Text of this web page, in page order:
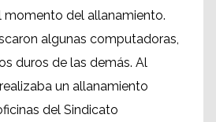
momento del allanamiento.
algunas computadoras,
duros de las demás. Al
un allanamiento
del Sindicato